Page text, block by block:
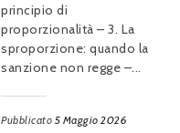
principio di
proporzionalità – 3. La
sproporzione: quando la
sanzione non regge –...
Pubblicato 5 Maggio 2026